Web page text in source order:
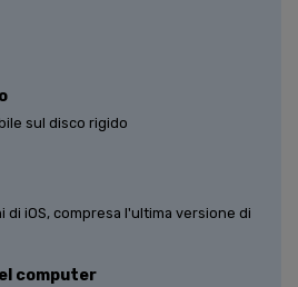
sul disco rigido
iOS, compresa l'ultima versione di
computer